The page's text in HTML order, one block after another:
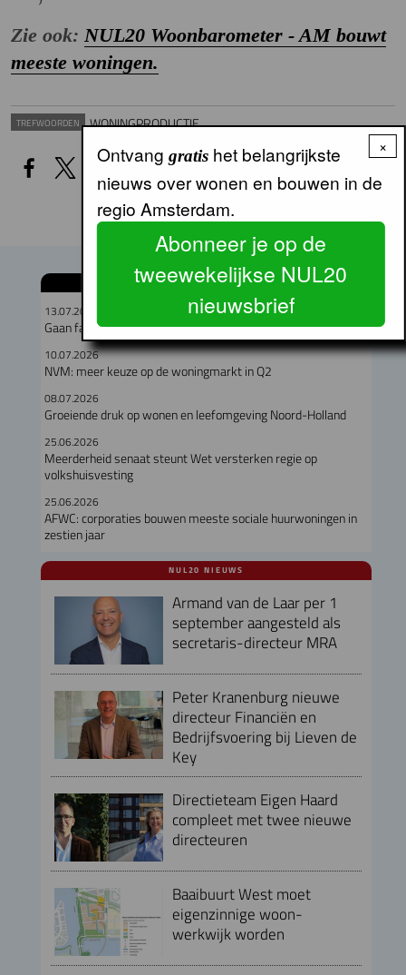
Zie ook: NUL20 Woonbarometer - AM bouwt
meeste woningen.
TREFWOORDEN WONINGPRODUCTIE
GERELATEERDE ARTIKELEN
13.07.2026
Gaan fabriekswoningen het woningtekort lenigen?
10.07.2026
NVM: meer keuze op de woningmarkt in Q2
08.07.2026
Groeiende druk op wonen en leefomgeving Noord-Holland
25.06.2026
Meerderheid senaat steunt Wet versterken regie op
volkshuisvesting
25.06.2026
AFWC: corporaties bouwen meeste sociale huurwoningen in
zestien jaar
NUL20 NIEUWS
Armand van de Laar per 1
september aangesteld als
secretaris-directeur MRA
Peter Kranenburg nieuwe
directeur Financiën en
Bedrijfsvoering bij Lieven de
Key
Directieteam Eigen Haard
compleet met twee nieuwe
directeuren
Baaibuurt West moet
eigenzinnige woon-
werkwijk worden
×
Ontvang gratishet belangrijkste
nieuws over wonen en bouwen in de
regio Amsterdam.
Abonneer je op de
tweewekelijkse NUL20
nieuwsbrief